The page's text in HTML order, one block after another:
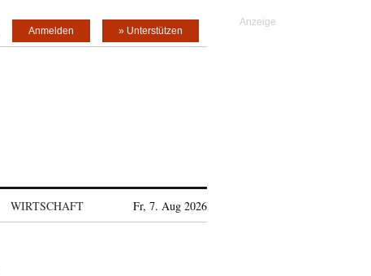
» Unterstützen
Anmelden
WIRTSCHAFT Fr, 7. Aug 2026